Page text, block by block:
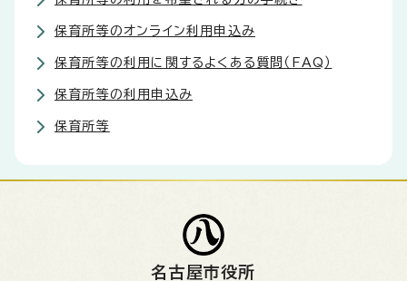
保育所等のオンライン利用申込み
保育所等の利用に関するよくある質問（FAQ）
保育所等の利用申込み
保育所等
名古屋市役所